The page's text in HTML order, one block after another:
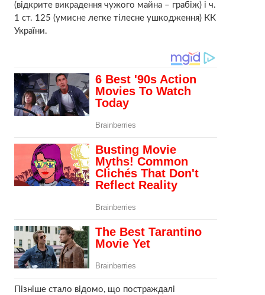
(відкрите викрадення чужого майна – грабіж) і ч.
1 ст. 125 (умисне легке тілесне ушкодження) КК
України.
Пізніше стало відомо, що постраждалі